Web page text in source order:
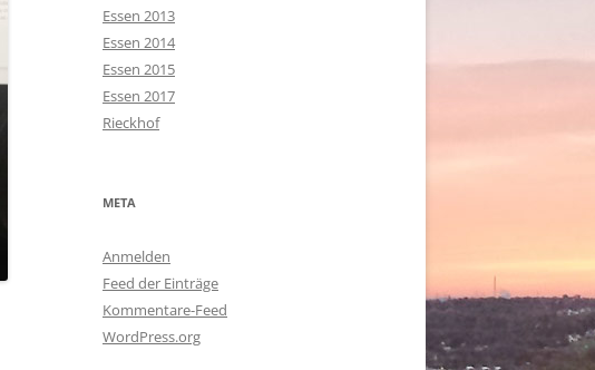
Essen 2013
Essen 2014
Essen 2015
Essen 2017
Rieckhof
META
Anmelden
Feed der Einträge
Kommentare-Feed
WordPress.org